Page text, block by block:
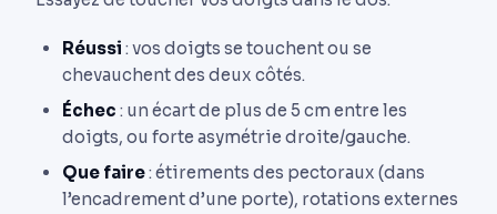
Réussi : vos doigts se touchent ou se
chevauchent des deux côtés.
Échec : un écart de plus de 5 cm entre les
doigts, ou forte asymétrie droite/gauche.
Que faire: étirements des pectoraux (dans
l’encadrement d’une porte), rotations externes